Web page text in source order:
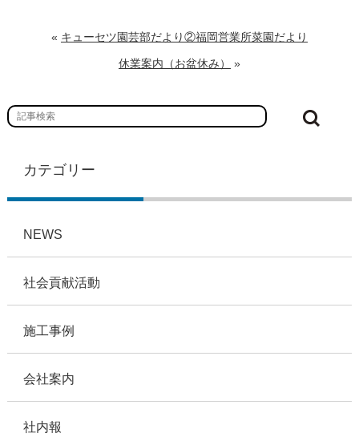
« キューセツ園芸部だより②福岡営業所菜園だより
休業案内（お盆休み） »
カテゴリー
NEWS
社会貢献活動
施工事例
会社案内
社内報